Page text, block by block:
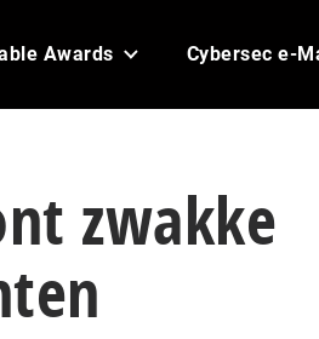
Awards Cybersec e-
zwakke